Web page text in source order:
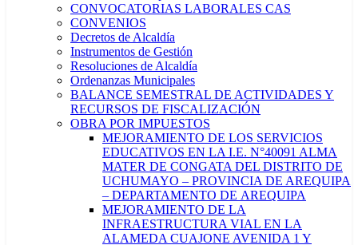
CONVOCATORIAS LABORALES CAS
CONVENIOS
Decretos de Alcaldía
Instrumentos de Gestión
Resoluciones de Alcaldía
Ordenanzas Municipales
BALANCE SEMESTRAL DE ACTIVIDADES Y
RECURSOS DE FISCALIZACIÓN
OBRA POR IMPUESTOS
MEJORAMIENTO DE LOS SERVICIOS
EDUCATIVOS EN LA I.E. N°40091 ALMA
MATER DE CONGATA DEL DISTRITO DE
UCHUMAYO – PROVINCIA DE AREQUIPA
– DEPARTAMENTO DE AREQUIPA
MEJORAMIENTO DE LA
INFRAESTRUCTURA VIAL EN LA
ALAMEDA CUAJONE AVENIDA 1 Y